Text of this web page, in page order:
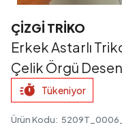
ÇİZGİ TRİKO
Erkek Astarlı
Çelik Örgü
Tükeniyor
Ürün Kodu: